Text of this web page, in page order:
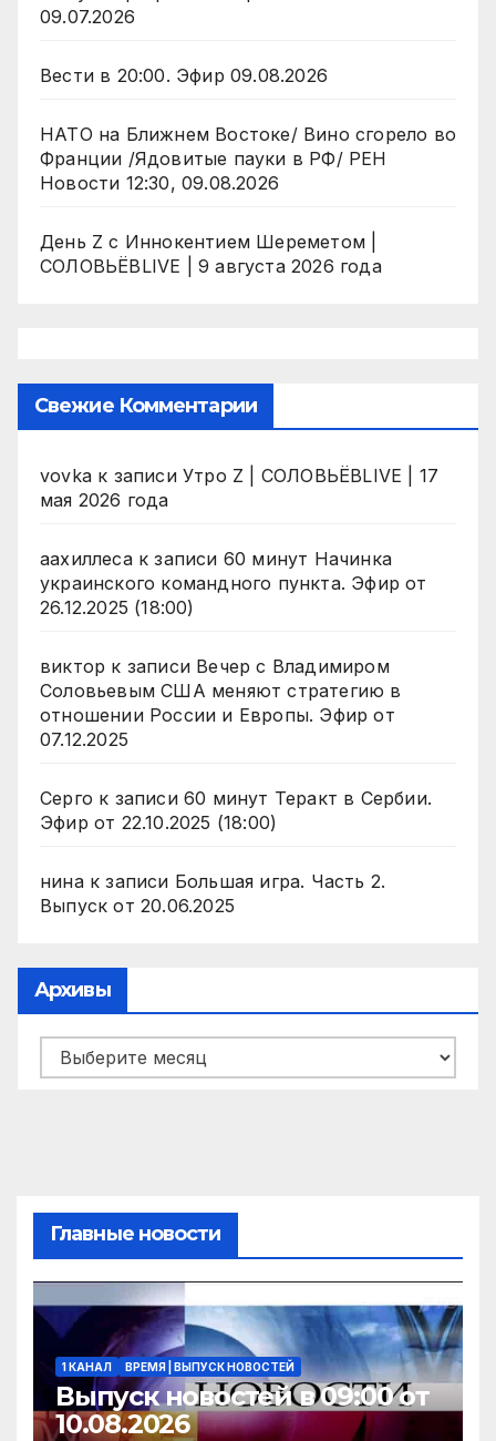
09.07.2026
Вести в 20:00. Эфир 09.08.2026
НАТО на Ближнем Востоке/ Вино сгорело во
Франции /Ядовитые пауки в РФ/ РЕН
Новости 12:30, 09.08.2026
День Z с Иннокентием Шереметом |
СОЛОВЬЁВLIVE | 9 августа 2026 года
Свежие Комментарии
vovka к записи Утро Z | СОЛОВЬЁВLIVE | 17
мая 2026 года
аахиллесак записи 60 минут Начинка
украинского командного пункта. Эфир от
26.12.2025 (18:00)
виктор к записи Вечер с Владимиром
Соловьевым США меняют стратегию в
отношении России и Европы. Эфир от
07.12.2025
Серго к записи 60 минут Теракт в Сербии.
Эфир от 22.10.2025 (18:00)
нинак записи Большая игра. Часть 2.
Выпуск от 20.06.2025
Архивы
Архивы
Главные новости
1 КАНАЛ ВРЕМЯ | ВЫПУСК НОВОСТЕЙ
Выпуск новостей в 09:00 от
10.08.2026